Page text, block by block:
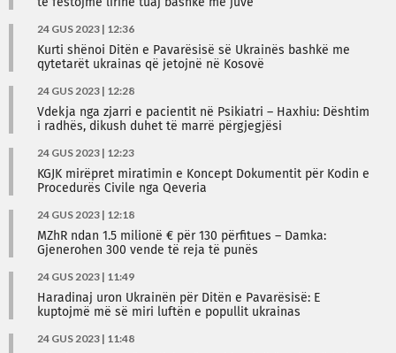
të festojmë lirinë tuaj bashkë me juve
24 GUS 2023 | 12:36
Kurti shënoi Ditën e Pavarësisë së Ukrainës bashkë me
qytetarët ukrainas që jetojnë në Kosovë
24 GUS 2023 | 12:28
Vdekja nga zjarri e pacientit në Psikiatri – Haxhiu: Dështim
i radhës, dikush duhet të marrë përgjegjësi
24 GUS 2023 | 12:23
KGJK mirëpret miratimin e Koncept Dokumentit për Kodin e
Procedurës Civile nga Qeveria
24 GUS 2023 | 12:18
MZhR ndan 1.5 milionë € për 130 përfitues – Damka:
Gjenerohen 300 vende të reja të punës
24 GUS 2023 | 11:49
Haradinaj uron Ukrainën për Ditën e Pavarësisë: E
kuptojmë më së miri luftën e popullit ukrainas
24 GUS 2023 | 11:48